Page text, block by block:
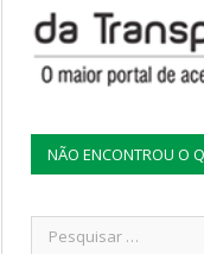
NÃO ENCONTROU O